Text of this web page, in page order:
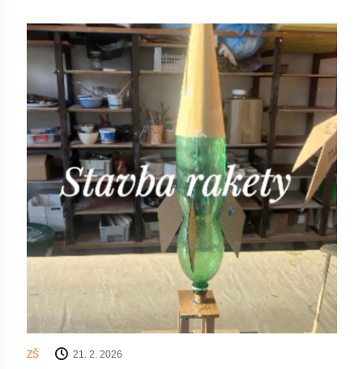
ZŠ 21. 2. 2026